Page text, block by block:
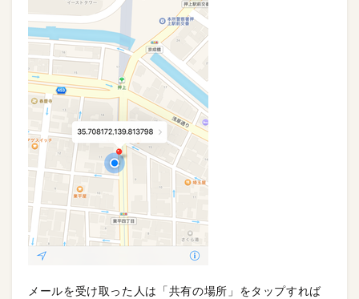
メールを受け取った人は「共有の場所」をタップすれば